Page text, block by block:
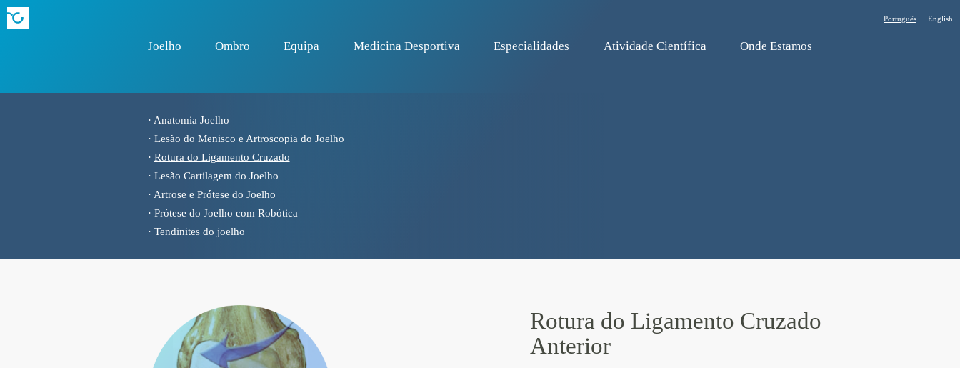
Joelho Ombro Equipa Medicina Desportiva Especialidades Atividade Cientí­fica Onde Estamos
Português English
· Anatomia Joelho
· Lesão do Menisco e Artroscopia do Joelho
· Rotura do Ligamento Cruzado
· Lesão Cartilagem do Joelho
· Artrose e Prótese do Joelho
· Prótese do Joelho com Robótica
· Tendinites do joelho
Rotura do Ligamento Cruzado
Anterior